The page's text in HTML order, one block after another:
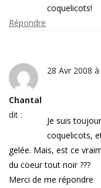
coquelicots!
Répondre
Chantal
dit :
28 Avr 2008
Je suis
coquelicots,
gelée. Mais, est ce
du coeur tout noir ???
Merci de me répondre